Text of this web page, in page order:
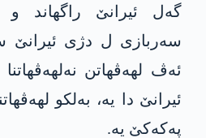
گەل ئیرانێ راگهاند و
سەربازی ل دژی ئیرانێ
ئەڤ لهەڤهاتن
ئیرانێ دا یە، بەلکو
پەکەکێ یە.